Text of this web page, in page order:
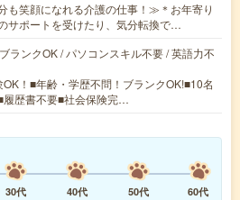
も笑顔になれる介護の仕事！≫＊お年寄り
サポートを受けたり、気分転換で…
ランクOK / パソコンスキル不要 / 英語力不
！■年齢・学歴不問！ブランクOK!■10名
履歴書不要■社会保険完…
30代 40代 50代
60代